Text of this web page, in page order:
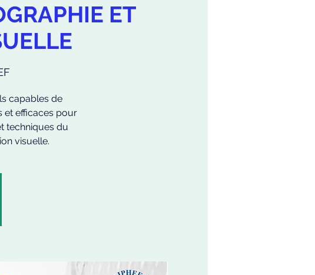
ET
capables de
et efficaces pour
techniques du
visuelle.